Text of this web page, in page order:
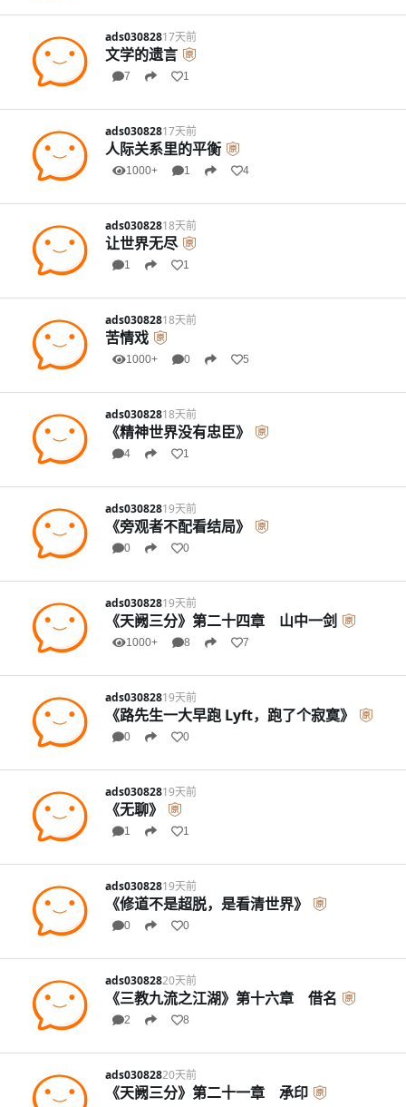
ads03082817天前
文学的遗言
7 1
ads03082817天前
人际关系里的平衡
1000+ 1 4
ads03082818天前
让世界无尽
1 1
ads03082818天前
苦情戏
1000+ 0 5
ads03082818天前
《精神世界没有忠臣》
4 1
ads03082819天前
《旁观者不配看结局》
0 0
ads03082819天前
《天阙三分》第二十四章 山中一剑
1000+ 8 7
ads03082819天前
《路先生一大早跑 Lyft，跑了个寂寞》
0 0
ads03082819天前
《无聊》
1 1
ads03082819天前
《修道不是超脱，是看清世界》
0 0
ads03082820天前
《三教九流之江湖》第十六章 借名
2 8
ads03082820天前
《天阙三分》第二十一章 承印